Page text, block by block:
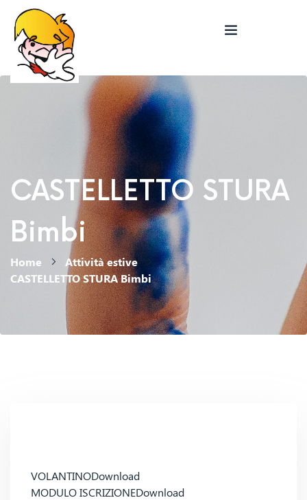
CASTELLETTO STURA
Bimbi
Home
Attività estive
CASTELLETTO STURA Bimbi
VOLANTINODownload
MODULO ISCRIZIONEDownload